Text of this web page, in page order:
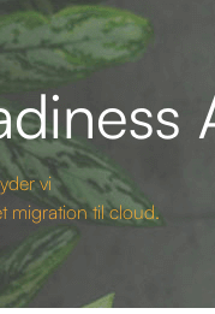
vi
migration til cloud.